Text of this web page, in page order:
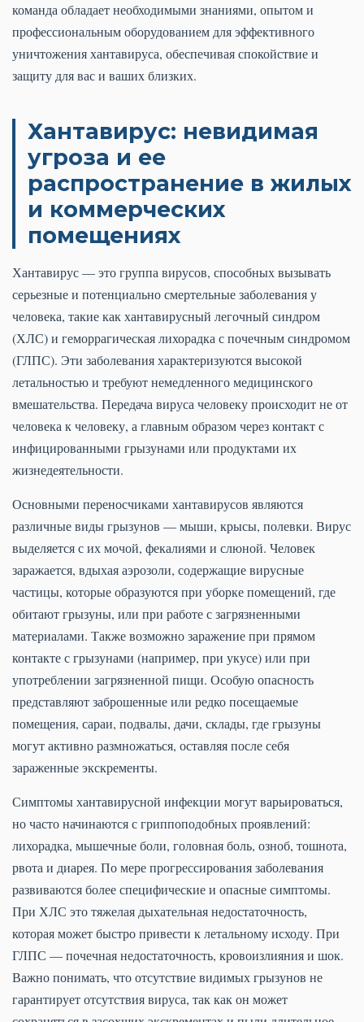
команда обладает необходимыми знаниями, опытом и
профессиональным оборудованием для эффективного
уничтожения хантавируса, обеспечивая спокойствие и
защиту для вас и ваших близких.
Хантавирус: невидимая
угроза и ее
распространение в жилых
и коммерческих
помещениях
Хантавирус — это группа вирусов, способных вызывать
серьезные и потенциально смертельные заболевания у
человека, такие как хантавирусный легочный синдром
(ХЛС) и геморрагическая лихорадка с почечным синдромом
(ГЛПС). Эти заболевания характеризуются высокой
летальностью и требуют немедленного медицинского
вмешательства. Передача вируса человеку происходит не от
человека к человеку, а главным образом через контакт с
инфицированными грызунами или продуктами их
жизнедеятельности.
Основными переносчиками хантавирусов являются
различные виды грызунов — мыши, крысы, полевки. Вирус
выделяется с их мочой, фекалиями и слюной. Человек
заражается, вдыхая аэрозоли, содержащие вирусные
частицы, которые образуются при уборке помещений, где
обитают грызуны, или при работе с загрязненными
материалами. Также возможно заражение при прямом
контакте с грызунами (например, при укусе) или при
употреблении загрязненной пищи. Особую опасность
представляют заброшенные или редко посещаемые
помещения, сараи, подвалы, дачи, склады, где грызуны
могут активно размножаться, оставляя после себя
зараженные экскременты.
Симптомы хантавирусной инфекции могут варьироваться,
но часто начинаются с гриппоподобных проявлений:
лихорадка, мышечные боли, головная боль, озноб, тошнота,
рвота и диарея. По мере прогрессирования заболевания
развиваются более специфические и опасные симптомы.
При ХЛС это тяжелая дыхательная недостаточность,
которая может быстро привести к летальному исходу. При
ГЛПС — почечная недостаточность, кровоизлияния и шок.
Важно понимать, что отсутствие видимых грызунов не
гарантирует отсутствия вируса, так как он может